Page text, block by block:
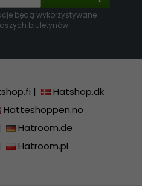
będą wykorzystywane
biuletynów.
|
Hatshop.dk
Hatteshoppen.no
Hatroom.de
Hatroom.pl